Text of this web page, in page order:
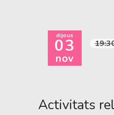
dijous
03
nov
Activitats